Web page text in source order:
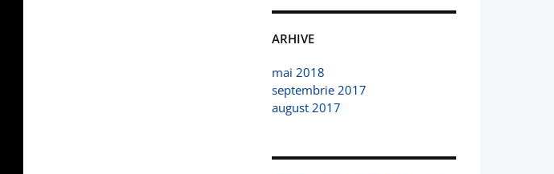
ARHIVE
mai 2018
septembrie 2017
august 2017